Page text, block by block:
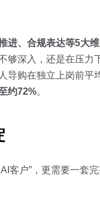
进、合规表达等5大
够深入，还是在压力
导购在独立上岗前平
约72%。
客户”，更需要一套